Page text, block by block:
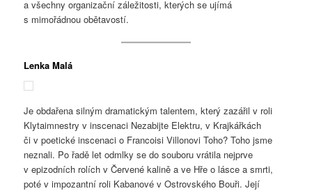
a všechny organizační záležitosti, kterých se ujímá
s mimořádnou obětavostí.
Lenka Malá
Je obdařena silným dramatickým talentem, který zazářil v roli
Klytaimnestry v inscenaci Nezabijte Elektru, v Krajkářkách
či v poetické inscenaci o Francoisi Villonovi Toho? Toho jsme
neznali. Po řadě let odmlky se do souboru vrátila nejprve
v epizodních rolích v Červené kalině a ve Hře o lásce a smrti,
poté v impozantní roli Kabanové v Ostrovského Bouři. Její